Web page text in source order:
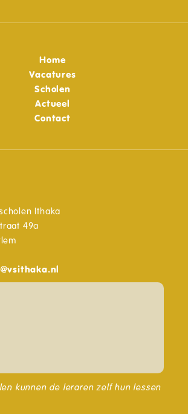
Home
Vacatures
Scholen
Actueel
Contact
Ithaka
49a
@vsithaka.nl
kunnen de leraren zelf hun lessen